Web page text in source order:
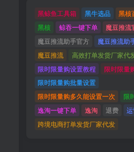
黑鲸鱼工具箱 黑牛选品
黑核
黑核
鲸吞一键下单
魔豆推流
魔豆推流助手官方
魔豆推流助
魔豆推流
高效打单发货厂家代
限时限量购设置教程
限时限量
限时限量购批量设置
限时限量购多久能设置一次
限
逸淘一键下单
逸淘 退费
跨境电商打单发货厂家代发